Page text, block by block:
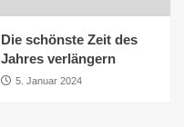
Die schönste Zeit des
Jahres verlängern
5. Januar 2024